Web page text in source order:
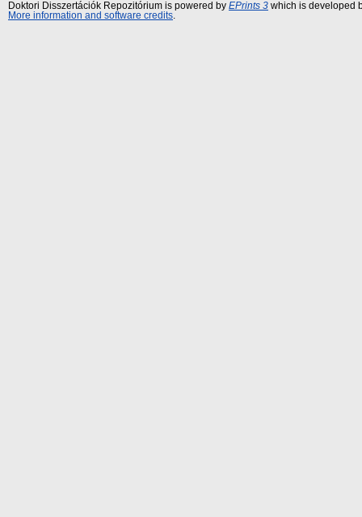
Doktori Disszertációk Repozitórium is powered by EPrints 3 which is developed
More information and software credits.